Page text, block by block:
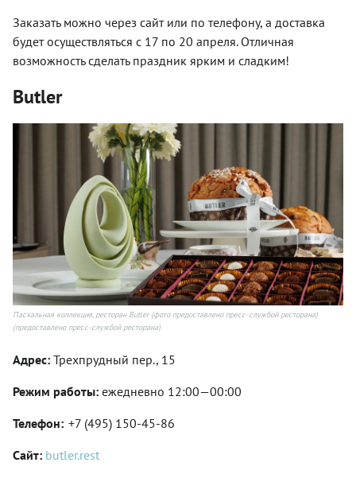
Заказать можно через сайт или по телефону, а доставка
будет осуществляться с 17 по 20 апреля. Отличная
возможность сделать праздник ярким и сладким!
Butler
Пасхальная коллекция, ресторан Butler (фото предоставлено пресс-службой ресторана)
(предоставлено пресс-службой ресторана)
Адрес: Трехпрудный пер., 15
Режим работы: ежедневно 12:00—00:00
Телефон: +7 (495) 150-45-86
Сайт: butler.rest